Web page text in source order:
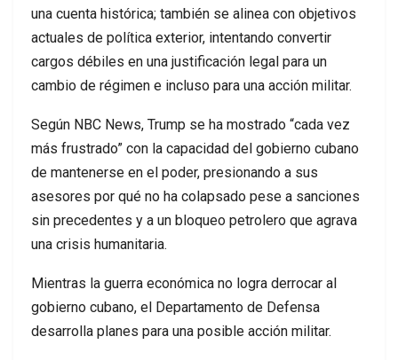
una cuenta histórica; también se alinea con objetivos
actuales de política exterior, intentando convertir
cargos débiles en una justificación legal para un
cambio de régimen e incluso para una acción militar.
Según NBC News, Trump se ha mostrado “cada vez
más frustrado” con la capacidad del gobierno cubano
de mantenerse en el poder, presionando a sus
asesores por qué no ha colapsado pese a sanciones
sin precedentes y a un bloqueo petrolero que agrava
una crisis humanitaria.
Mientras la guerra económica no logra derrocar al
gobierno cubano, el Departamento de Defensa
desarrolla planes para una posible acción militar.